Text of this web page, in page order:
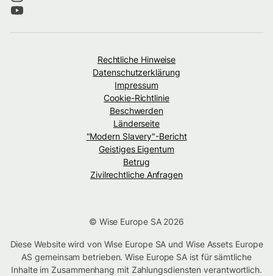
Rechtliche Hinweise
Datenschutzerklärung
Impressum
Cookie-Richtlinie
Beschwerden
Länderseite
"Modern Slavery"-Bericht
Geistiges Eigentum
Betrug
Zivilrechtliche Anfragen
© Wise Europe SA 2026
Diese Website wird von Wise Europe SA und Wise Assets Europe
AS gemeinsam betrieben. Wise Europe SA ist für sämtliche
Inhalte im Zusammenhang mit Zahlungsdiensten verantwortlich.